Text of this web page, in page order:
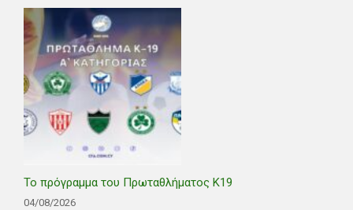
Το πρόγραμμα του Πρωταθλήματος Κ19
04/08/2026